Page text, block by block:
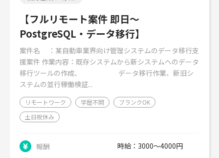
【フルリモート案件 即日～
PostgreSQL・データ移行】
案件名 ：某自動車業界向け管理システムのデータ移行支
援案件 作業内容：既存システムから新システムへのデータ
移行ツールの作成、 データ移行作業、新旧シ
ステムの並行稼働検証...
リモートワーク 学歴不問
ブランクOK
土日祝休み
報酬
時給：3000～4000円